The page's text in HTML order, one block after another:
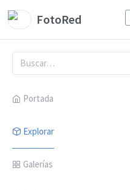
FotoRed
Portada
Explorar
Galerías